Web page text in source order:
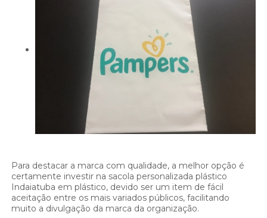
Para destacar a marca com qualidade, a melhor opção é
certamente investir na sacola personalizada plástico
Indaiatuba em plástico, devido ser um item de fácil
aceitação entre os mais variados públicos, facilitando
muito a divulgação da marca da organização.